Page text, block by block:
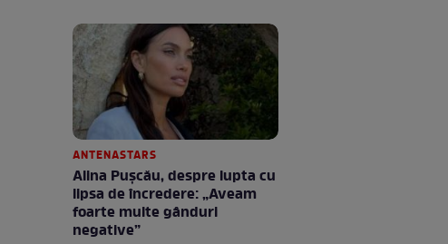
ANTENASTARS
Alina Pușcău, despre lupta cu
lipsa de încredere: „Aveam
foarte multe gânduri
negative”